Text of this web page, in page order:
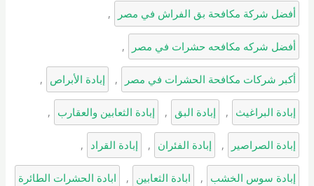
أفضل شركة مكافحة بق الفراش في مصر ,
أفضل شركه مكافحه حشرات في مصر ,
أكبر شركات مكافحة الحشرات في مصر , إبادة الأبراص ,
إبادة البراغيث , إبادة البق , إبادة الثعابين والعقارب ,
إبادة الصراصير , إبادة الفئران , إبادة القراد ,
إبادة سوس الخشب , ابادة الثعابين , ابادة الحشرات الطائرة